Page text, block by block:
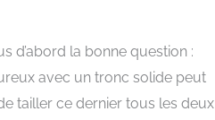
d’abord la bonne question :
avec un tronc solide peut
tailler ce dernier tous les deux